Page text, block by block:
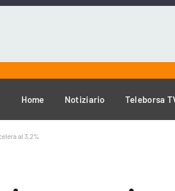
Home Notiziario Teleborsa
al 3,2%